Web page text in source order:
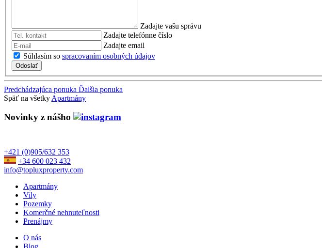
Zadajte vašu správu
Zadajte telefónne číslo
Zadajte email
Súhlasím so spracovaním osobných údajov
Odoslať
Predchádzajúca ponuka Ďalšia ponuka
Späť na všetky Apartmány
Novinky z nášho
+421 (0)905/632 353
+34 600 023 432
info@topluxproperty.com
Apartmány
Vily
Pozemky
Komerčné nehnuteľnosti
Prenájmy
O nás
Blog